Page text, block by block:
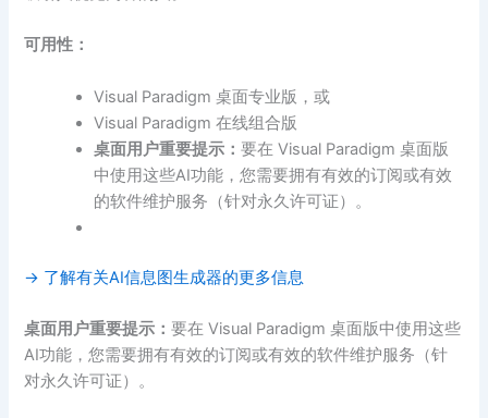
可用性：
Visual Paradigm 桌面专业版，或
Visual Paradigm 在线组合版
桌面用户重要提示：要在 Visual Paradigm 桌面版
中使用这些AI功能，您需要拥有有效的订阅或有效
的软件维护服务（针对永久许可证）。
→ 了解有关AI信息图生成器的更多信息
桌面用户重要提示：要在 Visual Paradigm 桌面版中使用这些
AI功能，您需要拥有有效的订阅或有效的软件维护服务（针
对永久许可证）。